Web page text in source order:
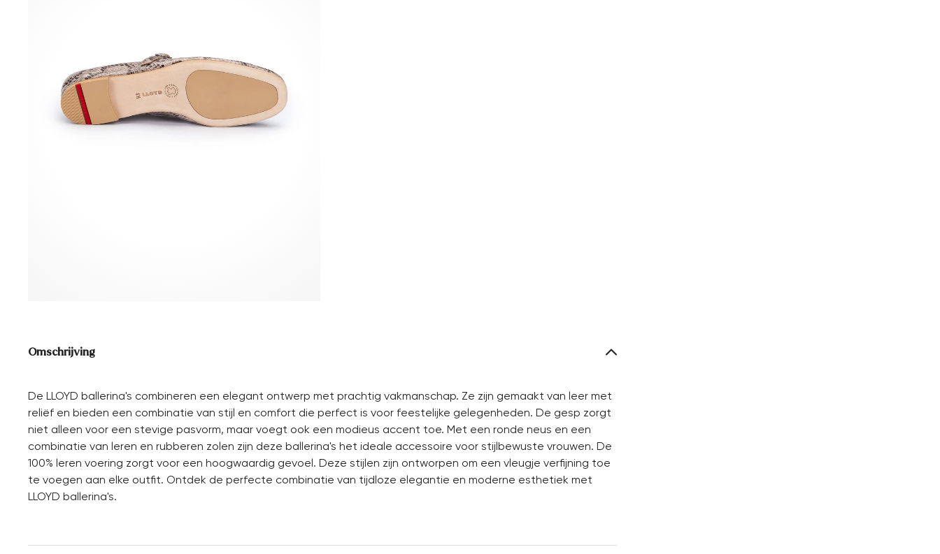
Omschrijving
De LLOYD ballerina's combineren een elegant ontwerp met prachtig vakmanschap. Ze zijn gemaakt van leer met
reliëf en bieden een combinatie van stijl en comfort die perfect is voor feestelijke gelegenheden. De gesp zorgt
niet alleen voor een stevige pasvorm, maar voegt ook een modieus accent toe. Met een ronde neus en een
combinatie van leren en rubberen zolen zijn deze ballerina's het ideale accessoire voor stijlbewuste vrouwen. De
100% leren voering zorgt voor een hoogwaardig gevoel. Deze stijlen zijn ontworpen om een vleugje verfijning toe
te voegen aan elke outfit. Ontdek de perfecte combinatie van tijdloze elegantie en moderne esthetiek met
LLOYD ballerina's.